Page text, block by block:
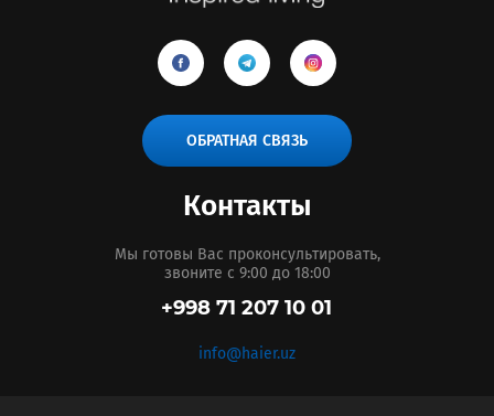
ОБРАТНАЯ СВЯЗЬ
Контакты
Мы готовы Вас проконсультировать,
звоните с 9:00 до 18:00
+998 71 207 10 01
info@haier.uz